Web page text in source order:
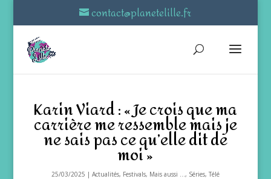
contact@planetelille.fr
Karin Viard : « Je crois que ma
carrière me ressemble mais je
ne sais pas ce qu’elle dit de
moi »
25/03/2025 | Actualités, Festivals, Mais aussi ..., Séries, Télé